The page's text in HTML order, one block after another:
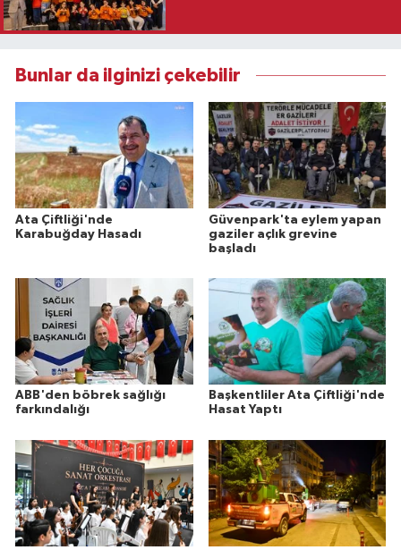
Bunlar da ilginizi çekebilir
Ata Çiftliği'nde
Karabuğday Hasadı
Güvenpark'ta eylem yapan
gaziler açlık grevine
başladı
ABB'den böbrek sağlığı
farkındalığı
Başkentliler Ata Çiftliği'nde
Hasat Yaptı